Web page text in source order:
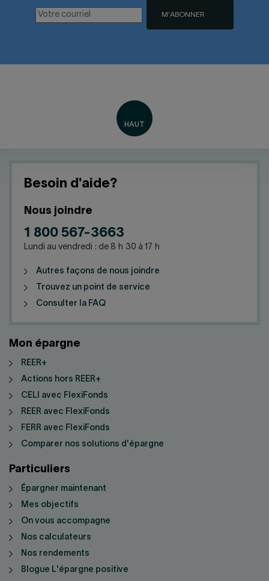
M'ABONNER
Besoin d'aide?
Nous joindre
1 800 567-3663
Lundi au vendredi : de 8 h 30 à 17 h
Autres façons de nous joindre
Trouvez un point de service
Consulter la FAQ
Mon épargne
REER+
Actions hors REER+
CELI avec FlexiFonds
REER avec FlexiFonds
FERR avec FlexiFonds
Comparer nos solutions d'épargne
Particuliers
Épargner maintenant
Mes objectifs
On vous accompagne
Nos calculateurs
Nos rendements
Blogue L'épargne positive